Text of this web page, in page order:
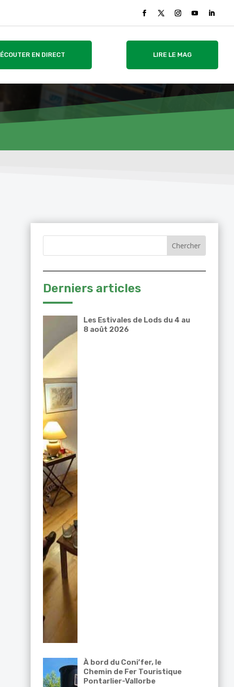
ÉCOUTER EN DIRECT LIRE LE MAG
Derniers articles
Les Estivales de Lods du 4 au
8 août 2026
À bord du Coni’fer, le
Chemin de Fer Touristique
Pontarlier-Vallorbe